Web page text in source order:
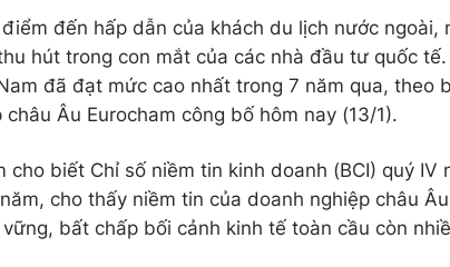
đến hấp dẫn của khách du lịch nước ngoài,
hút trong con mắt của các nhà đầu tư quốc
đã đạt mức cao nhất trong 7 năm qua, theo
Âu Eurocham công bố hôm nay (13/1).
cho biết Chỉ số niềm tin kinh doanh (BCI) quý
cho thấy niềm tin của doanh nghiệp châu
bất chấp bối cảnh kinh tế toàn cầu còn